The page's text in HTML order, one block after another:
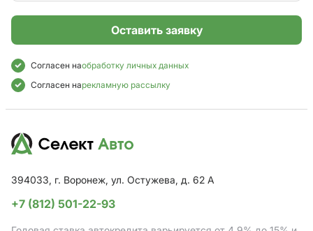
Оставить заявку
Согласен наобработку личных данных
Согласен нарекламную рассылку
394033, г. Воронеж, ул. Остужева, д. 62 А
+7 (812) 501-22-93